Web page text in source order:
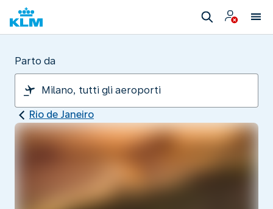
Parto da
Rio de Janeiro